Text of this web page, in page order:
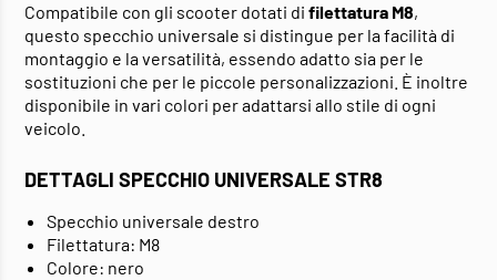
Compatibile con gli scooter dotati di filettatura M8,
questo specchio universale si distingue per la facilità di
montaggio e la versatilità, essendo adatto sia per le
sostituzioni che per le piccole personalizzazioni. È inoltre
disponibile in vari colori per adattarsi allo stile di ogni
veicolo.
DETTAGLI SPECCHIO UNIVERSALE STR8
Specchio universale destro
Filettatura: M8
Colore: nero